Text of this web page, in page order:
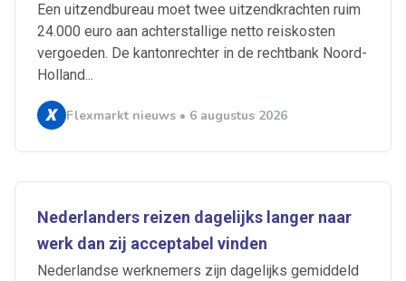
Een uitzendbureau moet twee uitzendkrachten ruim
24.000 euro aan achterstallige netto reiskosten
vergoeden. De kantonrechter in de rechtbank Noord-
Holland...
Flexmarkt nieuws • 6 augustus 2026
Nederlanders reizen dagelijks langer naar
werk dan zij acceptabel vinden
Nederlandse werknemers zijn dagelijks gemiddeld